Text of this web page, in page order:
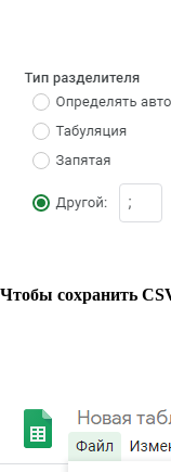
Чтобы сохранить